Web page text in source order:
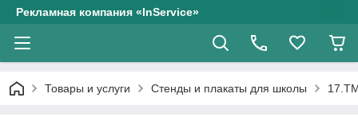
Рекламная компания «InService»
Товары и услуги Стенды и плакаты для школы